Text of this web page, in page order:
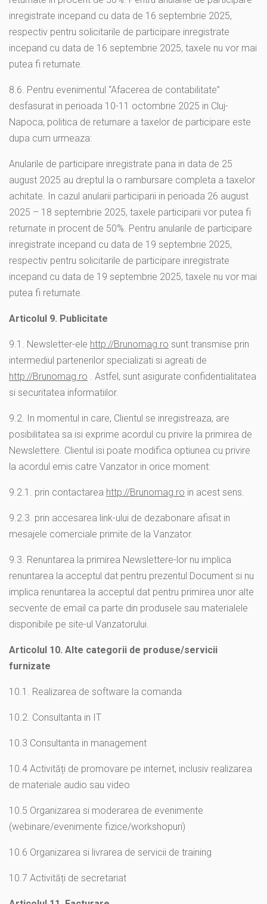
inregistrate incepand cu data de 16 septembrie 2025,
respectiv pentru solicitarile de participare inregistrate
incepand cu data de 16 septembrie 2025, taxele nu vor mai
putea fi returnate.
8.6. Pentru evenimentul “Afacerea de contabilitate”
desfasurat in perioada 10-11 octombrie 2025 in Cluj-
Napoca, politica de returnare a taxelor de participare este
dupa cum urmeaza:
Anularile de participare inregistrate pana in data de 25
august 2025 au dreptul la o rambursare completa a taxelor
achitate. In cazul anularii participarii in perioada 26 august
2025 – 18 septembrie 2025, taxele participarii vor putea fi
returnate in procent de 50%. Pentru anularile de participare
inregistrate incepand cu data de 19 septembrie 2025,
respectiv pentru solicitarile de participare inregistrate
incepand cu data de 19 septembrie 2025, taxele nu vor mai
putea fi returnate.
Articolul 9. Publicitate
9.1. Newsletter-ele http://Brunomag.ro sunt transmise prin
intermediul partenerilor specializati si agreati de
http://Brunomag.ro . Astfel, sunt asigurate confidentialitatea
si securitatea informatiilor.
9.2. In momentul in care, Clientul se inregistreaza, are
posibilitatea sa isi exprime acordul cu privire la primirea de
Newslettere. Clientul isi poate modifica optiunea cu privire
la acordul emis catre Vanzator in orice moment:
9.2.1. prin contactarea http://Brunomag.ro in acest sens.
9.2.3. prin accesarea link-ului de dezabonare afisat in
mesajele comerciale primite de la Vanzator.
9.3. Renuntarea la primirea Newslettere-lor nu implica
renuntarea la acceptul dat pentru prezentul Document si nu
implica renuntarea la acceptul dat pentru primirea unor alte
secvente de email ca parte din produsele sau materialele
disponibile pe site-ul Vanzatorului.
Articolul 10. Alte categorii de produse/servicii
furnizate
10.1. Realizarea de software la comanda
10.2. Consultanta in IT
10.3 Consultanta in management
10.4 Activități de promovare pe internet, inclusiv realizarea
de materiale audio sau video
10.5 Organizarea si moderarea de evenimente
(webinare/evenimente fizice/workshopuri)
10.6 Organizarea si livrarea de servicii de training
10.7 Activități de secretariat